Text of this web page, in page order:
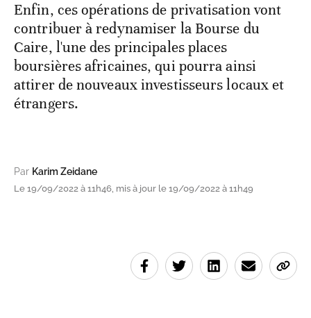
Enfin, ces opérations de privatisation vont
contribuer à redynamiser la Bourse du
Caire, l'une des principales places
boursières africaines, qui pourra ainsi
attirer de nouveaux investisseurs locaux et
étrangers.
Par Karim Zeidane
Le 19/09/2022 à 11h46, mis à jour le 19/09/2022 à 11h49